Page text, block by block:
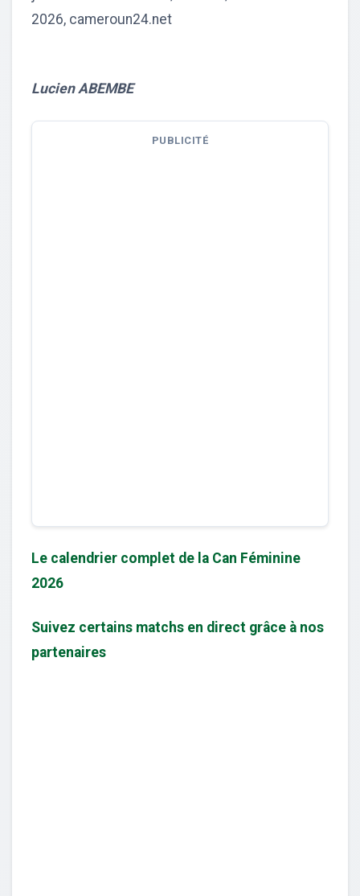
2026, cameroun24.net
Lucien ABEMBE
PUBLICITÉ
Le calendrier complet de la Can Féminine
2026
Suivez certains matchs en direct grâce à nos
partenaires